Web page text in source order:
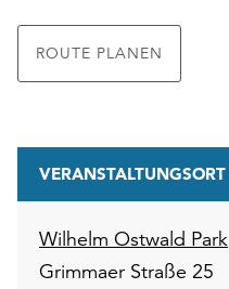
ROUTE PLANEN
VERANSTALTUNGSORT
Wilhelm Ostwald Park
Grimmaer Straße 25